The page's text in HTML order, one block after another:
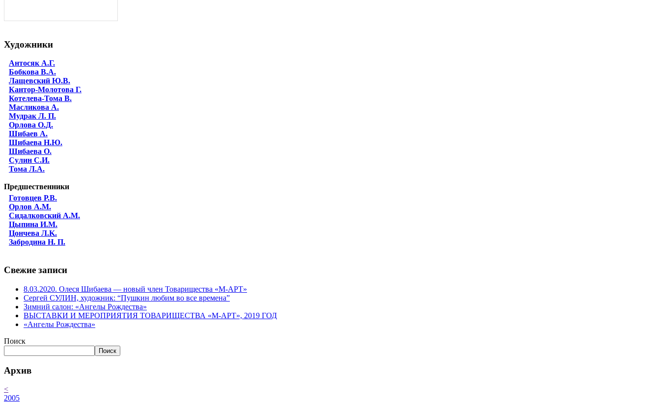
Художники
Антосяк А.Г.
Бобкова В.А.
Лащевский Ю.В.
Кантор-Молотова Г.
Котелева-Тома В.
Масликова А.
Мудрак Л. П.
Орлова О.Д.
Шибаев А.
Шибаева Н.Ю.
Шибаева O.
Сулин С.И.
Тома Л.А.
Предшественники
Готовцев Р.В.
Орлов А.М.
Сидалковский А.М.
Цыпина И.М.
Цончева Л.K.
Забродина Н. П.
Свежие записи
8.03.2020. Олеся Шибаева — новый член Товарищества «М-АРТ»
Сергей СУЛИН, художник: “Пушкин любим во все времена”
Зимний салон: «Ангелы Рождества»
ВЫСТАВКИ И МЕРОПРИЯТИЯ ТОВАРИЩЕСТВА «М-АРТ», 2019 ГОД
«Ангелы Рождества»
Поиск
Поиск
Архив
<
2005